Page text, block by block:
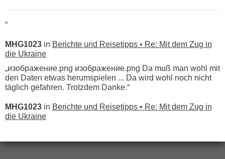
“
MHG1023 in Berichte und Reisetipps • Re: Mit dem Zug in
die Ukraine
„изображение.png изображение.png Da muß man wohl mit
den Daten etwas herumspielen ... Da wird wohl noch nicht
täglich gefahren. Trotzdem Danke.“
MHG1023 in Berichte und Reisetipps • Re: Mit dem Zug in
die Ukraine